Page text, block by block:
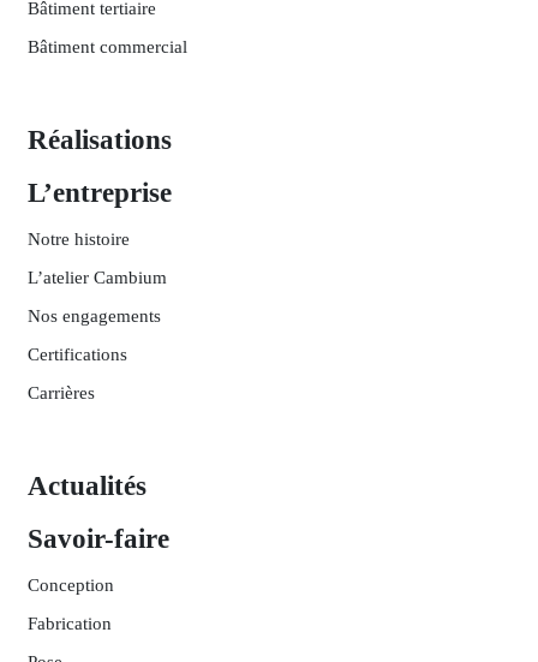
Bâtiment tertiaire
Bâtiment commercial
Réalisations
L’entreprise
Notre histoire
L’atelier Cambium
Nos engagements
Certifications
Carrières
Actualités
Savoir-faire
Conception
Fabrication